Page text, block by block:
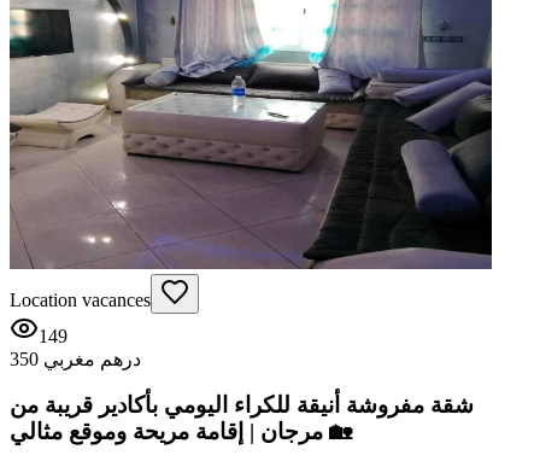
Location vacances
149
350 درهم مغربي
شقة مفروشة أنيقة للكراء اليومي بأكادير قريبة من
مرجان | إقامة مريحة وموقع مثالي 🏡